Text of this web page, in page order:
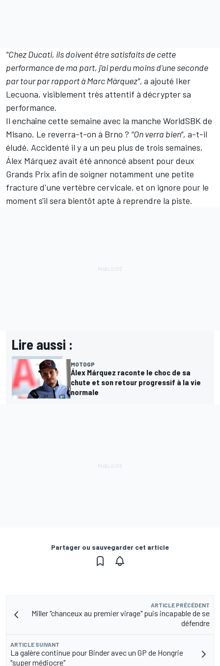
"Chez Ducati, ils doivent être satisfaits de cette
performance de ma part, j'ai perdu moins d'une seconde
par tour par rapport à Marc Márquez", a ajouté Iker
Lecuona, visiblement très attentif à décrypter sa
performance.
Il enchaîne cette semaine avec la manche WorldSBK de
Misano. Le reverra-t-on à Brno ? "On verra bien", a-t-il
éludé. Accidenté il y a un peu plus de trois semaines,
Álex Márquez avait été annoncé absent pour deux
Grands Prix afin de soigner notamment une petite
fracture d'une vertèbre cervicale, et on ignore pour le
moment s'il sera bientôt apte à reprendre la piste.
Lire aussi :
MOTOGP
Álex Márquez raconte le choc de sa
chute et son retour progressif à la vie
normale
Partager ou sauvegarder cet article
ARTICLE PRÉCÉDENT
Miller "chanceux au premier virage" puis incapable de se
défendre
ARTICLE SUIVANT
La galère continue pour Binder avec un GP de Hongrie
"super médiocre"